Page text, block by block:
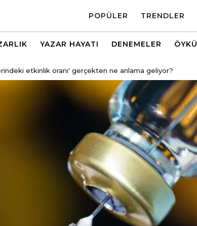
POPÜLER TRENDLER
YAZAR HAYATI DENEMELER ÖYKÜ
etkinlik oranı' gerçekten ne anlama geliyor?